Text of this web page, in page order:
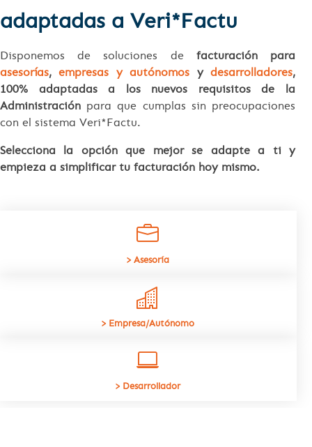
adaptadas a Veri*Factu
Disponemos de soluciones de facturación para
asesorías,empresas y autónomos ydesarrolladores,
100% adaptadas a los nuevos requisitos de la
Administración para que cumplas sin preocupaciones
con el sistema Veri*Factu.
Selecciona la opción que mejor se adapte a ti y
empieza a simplificar tu facturación hoy mismo.
> Asesoría
> Empresa/Autónomo
> Desarrollador